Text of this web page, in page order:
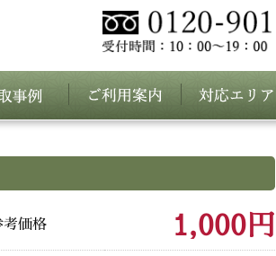
価格 1,000円